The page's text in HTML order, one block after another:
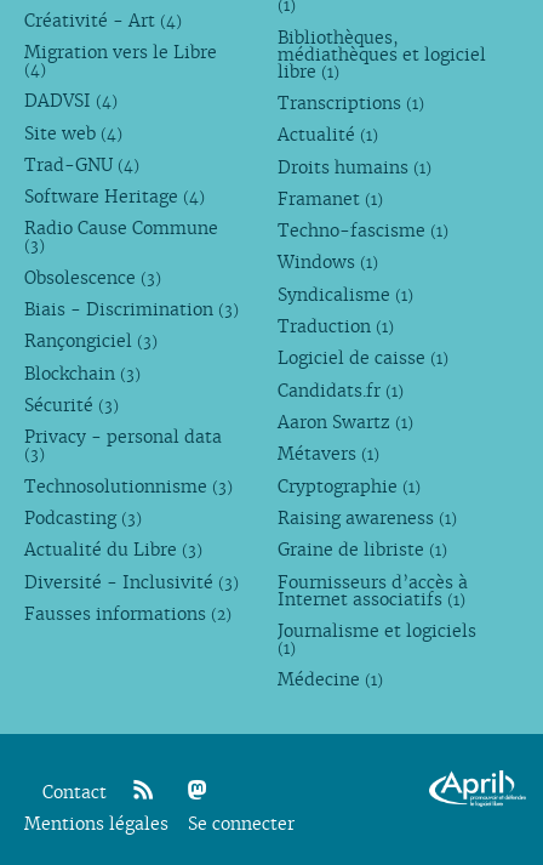
Créativité - Art (4)
Migration vers le Libre
(4)
DADVSI (4)
Site web (4)
Trad-GNU (4)
Software Heritage (4)
Radio Cause Commune
(3)
Obsolescence (3)
Biais - Discrimination (3)
Rançongiciel (3)
Blockchain (3)
Sécurité (3)
Privacy - personal data
(3)
Technosolutionnisme (3)
Podcasting (3)
Actualité du Libre (3)
Diversité - Inclusivité (3)
Fausses informations (2)
(1)
Bibliothèques,
médiathèques et logiciel
libre (1)
Transcriptions (1)
Actualité (1)
Droits humains (1)
Framanet (1)
Techno-fascisme (1)
Windows (1)
Syndicalisme (1)
Traduction (1)
Logiciel de caisse (1)
Candidats.fr (1)
Aaron Swartz (1)
Métavers (1)
Cryptographie (1)
Raising awareness (1)
Graine de libriste (1)
Fournisseurs d’accès à
Internet associatifs (1)
Journalisme et logiciels
(1)
Médecine (1)
Contact
rss mastodon
Mentions légales Se connecter